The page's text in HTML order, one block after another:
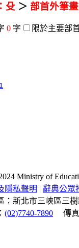
殳 ＞ 部首外筆
0 字 限於主要部
Ministry of
隱私聲明 | 辭典公眾
：新北市三峽區三
(02)7740-7890 傳